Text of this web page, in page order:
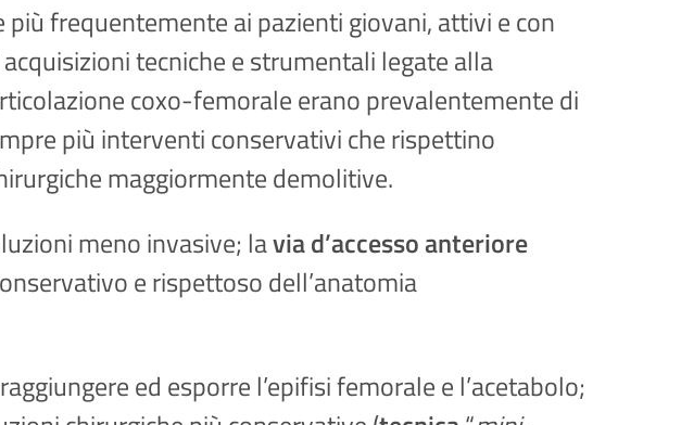
frequentemente ai pazienti giovani, attivi e con
tecniche e strumentali legate alla
coxo-femorale erano prevalentemente di
più interventi conservativi che rispettino
maggiormente demolitive.
meno invasive; lavia d’accesso anteriore
e rispettoso dell’anatomia
ed esporre l’epifisi femorale e l’acetabolo;